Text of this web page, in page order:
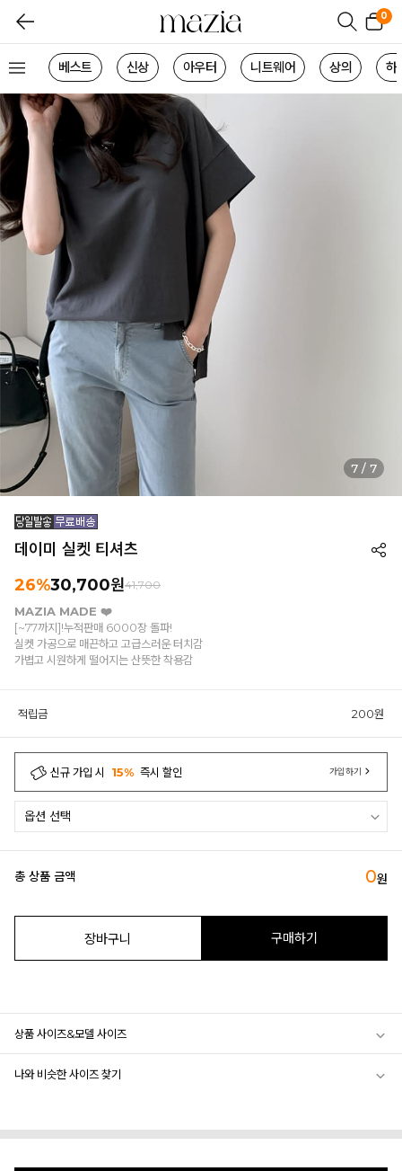
0
베스트 신상 아우터 니트웨어 상의 하
7 / 7
데이미 실켓 티셔츠
26%30,700원41,700
MAZIA MADE ❤️
[~77까지]!누적판매 6000장 돌파!
실켓 가공으로 매끈하고 고급스러운 터치감
가볍고 시원하게 떨어지는 산뜻한 착용감
적립금 200원
신규 가입 시 15% 즉시 할인 가입하기
총 상품 금액 0원
장바구니 구매하기
상품 사이즈&모델 사이즈
나와 비슷한 사이즈 찾기